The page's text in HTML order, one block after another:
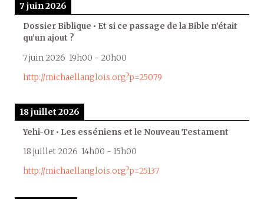
7 juin 2026
Dossier Biblique • Et si ce passage de la Bible n’était
qu’un ajout ?
7 juin 2026 19h00 - 20h00
http://michaellanglois.org?p=25079
18 juillet 2026
Yehi-Or • Les esséniens et le Nouveau Testament
18 juillet 2026 14h00 - 15h00
http://michaellanglois.org?p=25137